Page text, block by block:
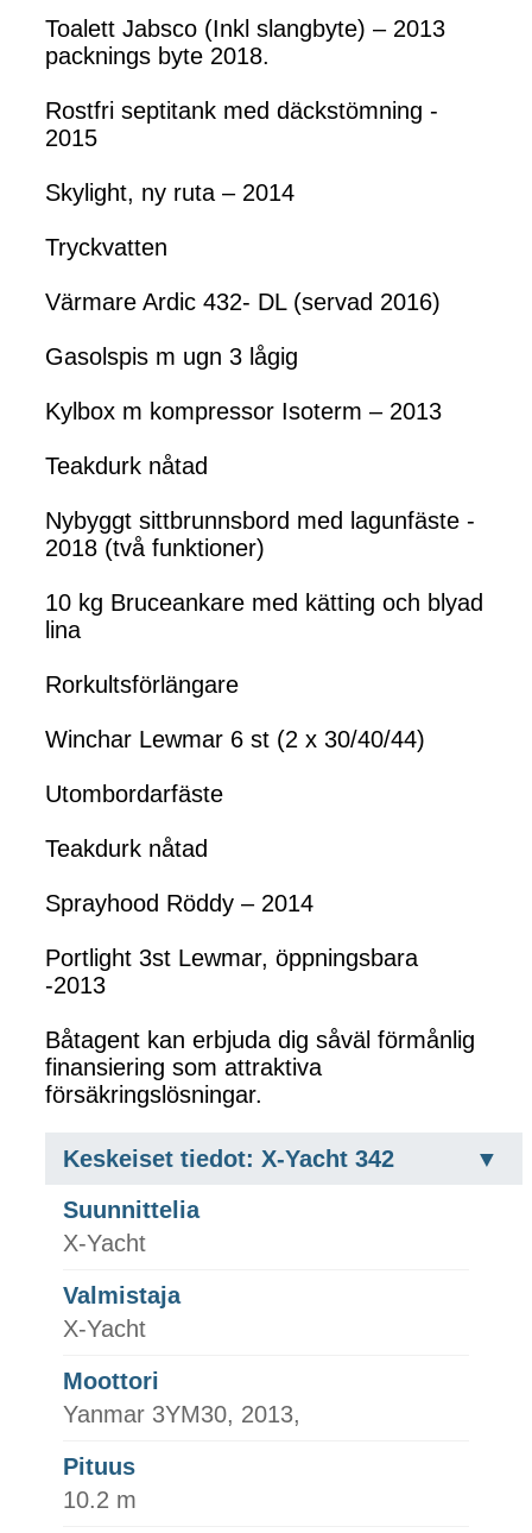
Toalett Jabsco (Inkl slangbyte) – 2013
packnings byte 2018.
Rostfri septitank med däckstömning -
2015
Skylight, ny ruta – 2014
Tryckvatten
Värmare Ardic 432- DL (servad 2016)
Gasolspis m ugn 3 lågig
Kylbox m kompressor Isoterm – 2013
Teakdurk nåtad
Nybyggt sittbrunnsbord med lagunfäste -
2018 (två funktioner)
10 kg Bruceankare med kätting och blyad
lina
Rorkultsförlängare
Winchar Lewmar 6 st (2 x 30/40/44)
Utombordarfäste
Teakdurk nåtad
Sprayhood Röddy – 2014
Portlight 3st Lewmar, öppningsbara
-2013
Båtagent kan erbjuda dig såväl förmånlig
finansiering som attraktiva
försäkringslösningar.
Keskeiset tiedot: X-Yacht 342
Suunnittelia
X-Yacht
Valmistaja
X-Yacht
Moottori
Yanmar 3YM30, 2013,
Pituus
10.2 m